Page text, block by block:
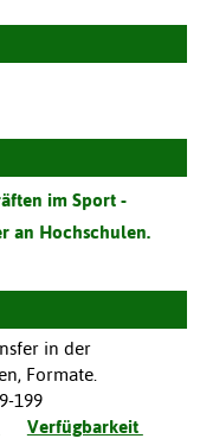
im Sport -
an Hochschulen.
in der
Formate.
199
Verfügbarkeit